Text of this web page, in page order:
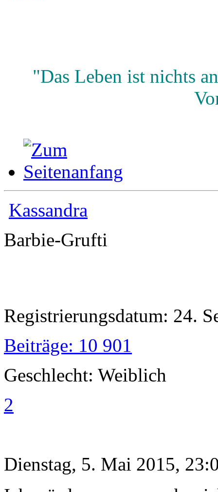
"Das Leben ist nichts
Kassandra
Barbie-Grufti
Registrierungsdatum: 24.
Beiträge: 10 901
Geschlecht: Weiblich
2
Dienstag, 5. Mai 2015,